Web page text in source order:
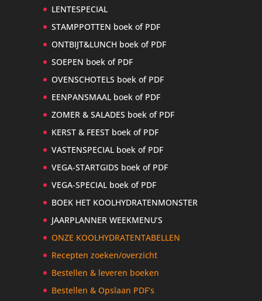
LENTESPECIAL
STAMPPOTTEN boek of PDF
ONTBIJT&LUNCH boek of PDF
SOEPEN boek of PDF
OVENSCHOTELS boek of PDF
EENPANSMAAL boek of PDF
ZOMER & SALADES boek of PDF
KERST & FEEST boek of PDF
VASTENSPECIAL boek of PDF
VEGA-STARTGIDS boek of PDF
VEGA-SPECIAL boek of PDF
BOEK HET KOOLHYDRATENMONSTER
JAARPLANNER WEEKMENU’S
ONZE KOOLHYDRATENTABELLEN
Recepten zoeken/overzicht
Bestellen & leveren boeken
Bestellen & Opslaan PDF’s